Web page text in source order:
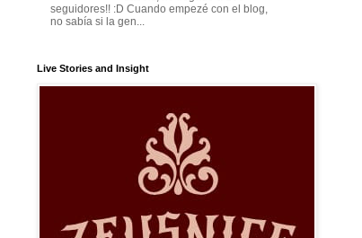
seguidores!! :D Cuando empezé con el blog,
no sabía si la gen...
Live Stories and Insight